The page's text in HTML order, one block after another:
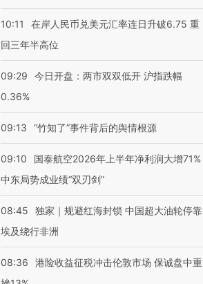
10:11
在岸人民币兑美元汇率连日升破6.75 重
回三年半高位
09:29
今日开盘：两市双双低开 沪指跌幅
0.36%
09:13 “竹知了”事件背后的舆情根源
09:10
国泰航空2026年上半年净利润大增71%
中东局势成业绩“双刃剑”
08:45
独家｜规避红海封锁 中国超大油轮停靠
埃及绕行非洲
08:36
港险收益征税冲击伦敦市场 保诚盘中重